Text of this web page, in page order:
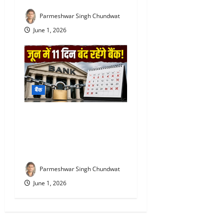
Parmeshwar Singh Chundwat
June 1, 2026
बैंक
Parmeshwar Singh Chundwat
June 1, 2026